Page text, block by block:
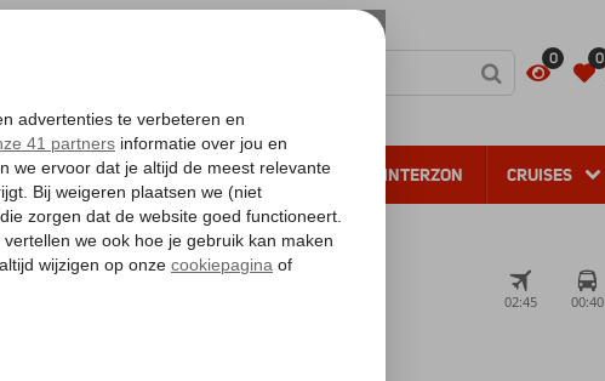
0 0
VERRE REIZEN ALL INCLUSIVE WINTERZON CRUISES
02:45 00:40